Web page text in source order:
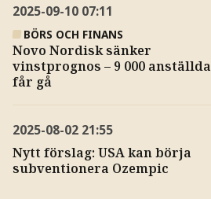
2025-09-10 07:11
BÖRS OCH FINANS
Novo Nordisk sänker
vinstprognos – 9 000 anställda
får gå
2025-08-02 21:55
Nytt förslag: USA kan börja
subventionera Ozempic